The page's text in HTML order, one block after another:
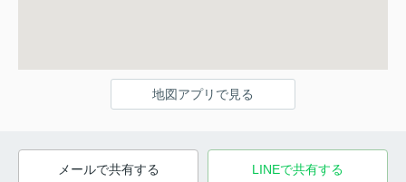
地図アプリで見る
メールで共有する LINEで共有する